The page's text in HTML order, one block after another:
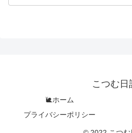
こつむ日
🐌ホーム
プライバシーポリシー